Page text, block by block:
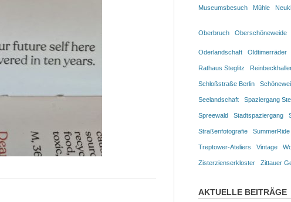
Museumsbesuch Mühle
Oberbruch Oberschöneweide
Oderlandschaft Oldtimerräder
Rathaus Steglitz
Schloßstraße Berlin
Seelandschaft Spaziergang
Spreewald Stadtspaziergang
Straßenfotografie SummerRide
Treptower-Ateliers Vintage
Zisterzienserkloster Zittauer
AKTUELLE BEITRÄGE